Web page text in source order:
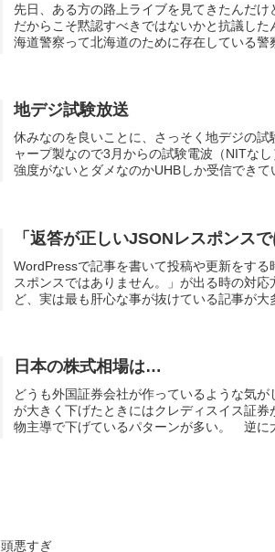
先日、ある方の路上ライブを見てきたんだ
だからこそ黙認すべきではないかと抗議し
海道警察って北海道のために存在している警
地デジ試験放送
休みなのを良いことに、さっそく地デジの
ャープ製なので3月からの試験電波（NITな
強度がないとダメなのかUHBしか受信でき
「返答が正しいJSONレスポンス
WordPressで記事を書いて投稿や更新をす
スポンスではありません。」が出る時の対
ど、実は最も肝心な事が抜けている記事が大
日本の株式相場は…
どうも外国証券会社が作っているような気
が大きく下げたときにはクレディスイス証
物主導で下げているパターンが多い。 逆に
頭悪すぎ